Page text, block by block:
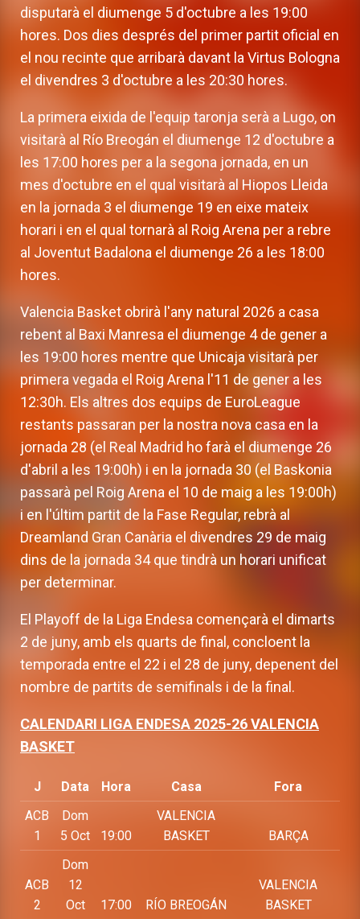
disputarà el diumenge 5 d'octubre a les 19:00
hores. Dos dies després del primer partit oficial en
el nou recinte que arribarà davant la Virtus Bologna
el divendres 3 d'octubre a les 20:30 hores.
La primera eixida de l'equip taronja serà a Lugo, on
visitarà al Río Breogán el diumenge 12 d'octubre a
les 17:00 hores per a la segona jornada, en un
mes d'octubre en el qual visitarà al Hiopos Lleida
en la jornada 3 el diumenge 19 en eixe mateix
horari i en el qual tornarà al Roig Arena per a rebre
al Joventut Badalona el diumenge 26 a les 18:00
hores.
Valencia Basket obrirà l'any natural 2026 a casa
rebent al Baxi Manresa el diumenge 4 de gener a
les 19:00 hores mentre que Unicaja visitarà per
primera vegada el Roig Arena l'11 de gener a les
12:30h. Els altres dos equips de EuroLeague
restants passaran per la nostra nova casa en la
jornada 28 (el Real Madrid ho farà el diumenge 26
d'abril a les 19:00h) i en la jornada 30 (el Baskonia
passarà pel Roig Arena el 10 de maig a les 19:00h)
i en l'últim partit de la Fase Regular, rebrà al
Dreamland Gran Canària el divendres 29 de maig
dins de la jornada 34 que tindrà un horari unificat
per determinar.
El Playoff de la Liga Endesa començarà el dimarts
2 de juny, amb els quarts de final, concloent la
temporada entre el 22 i el 28 de juny, depenent del
nombre de partits de semifinals i de la final.
CALENDARI LIGA ENDESA 2025-26 VALENCIA
BASKET
J Data Hora Casa
Fora
ACB
1
Dom
5 Oct
19:00
VALENCIA
BASKET
BARÇA
ACB
2
Dom
12
Oct
17:00 RÍO BREOGÁN
VALENCIA
BASKET